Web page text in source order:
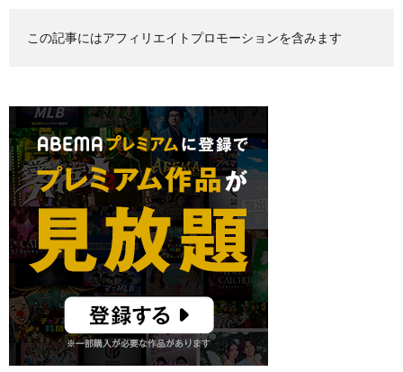
この記事にはアフィリエイトプロモーションを含みます